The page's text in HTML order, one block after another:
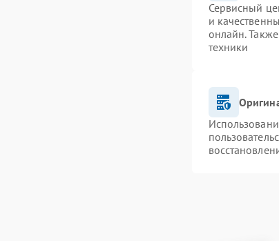
Сервисный
и
онлайн.
техники